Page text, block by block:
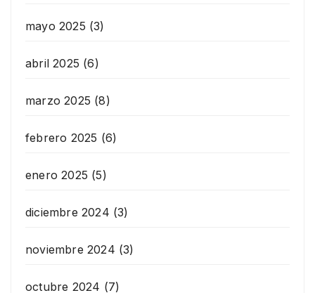
mayo 2025 (3)
abril 2025 (6)
marzo 2025 (8)
febrero 2025 (6)
enero 2025 (5)
diciembre 2024 (3)
noviembre 2024 (3)
octubre 2024 (7)